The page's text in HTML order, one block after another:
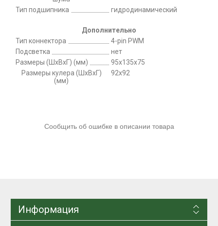
Тип подшипника гидродинамический
Дополнительно
Тип коннектора
4-pin PWM
Подсветка
нет
Размеры (ШхВxГ) (мм)
95x135x75
Размеры кулера (ШхВxГ)
(мм)
92x92
Сообщить об ошибке в описании товара
Информация